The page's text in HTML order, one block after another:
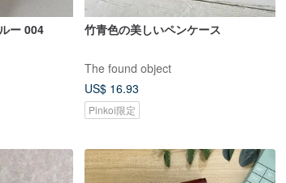
ー 004 竹青色の美しいペンケース
The found object
US$ 16.93
Pinkoi限定